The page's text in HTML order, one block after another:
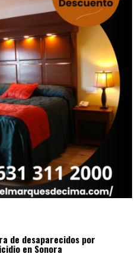
de desaparecidos por
en Sonora